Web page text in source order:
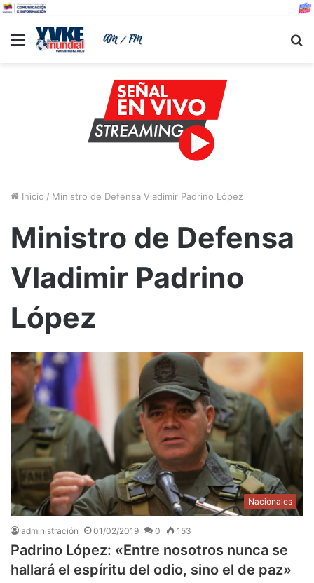
Menu
Inicio / Ministro de Defensa Vladimir Padrino López
Ministro de Defensa
Vladimir Padrino
López
Nacionales
administración 01/02/2019 0 153
Padrino López: «Entre nosotros nunca se
hallará el espíritu del odio, sino el de paz»